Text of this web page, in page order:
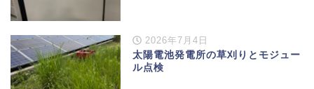
2026年7月4日
太陽電池発電所の草刈りとモジュー
ル点検